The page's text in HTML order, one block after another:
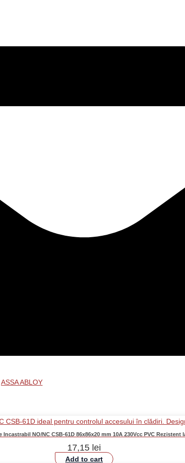
ASSA ABLOY
Incastrabil NO/NC CSB-61D 86x86x20 mm 10A 230Vcc PVC Rezistent
17,15 lei
Add to cart